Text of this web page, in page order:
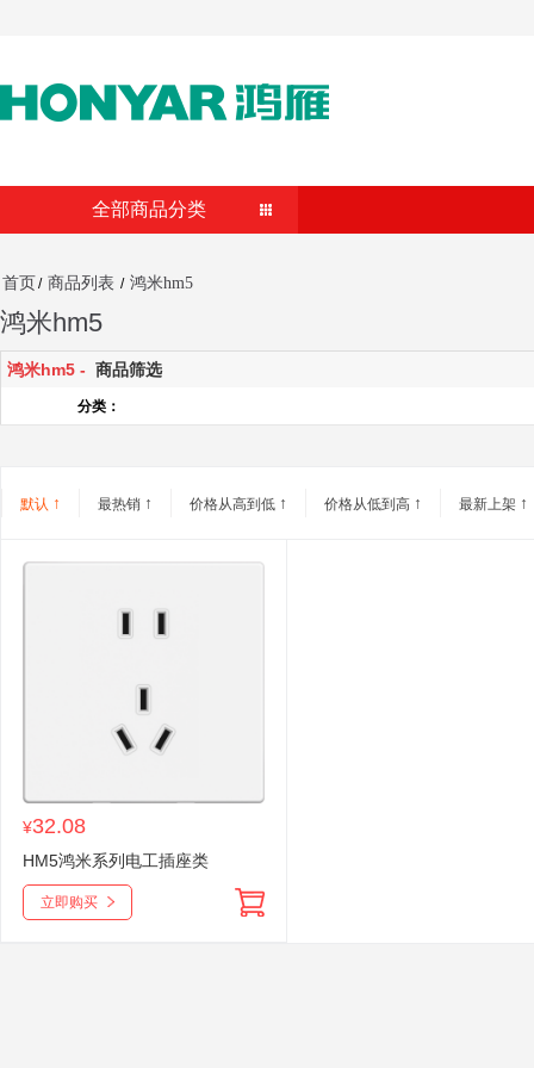
全部商品分类
首页 / 商品列表 / 鸿米hm5
鸿米hm5
鸿米hm5 - 商品筛选
分类：
默认 ↑ 最热销 ↑ 价格从高到低 ↑ 价格从低到高 ↑ 最新上架 ↑
¥32.08
HM5鸿米系列电工插座类
立即购买